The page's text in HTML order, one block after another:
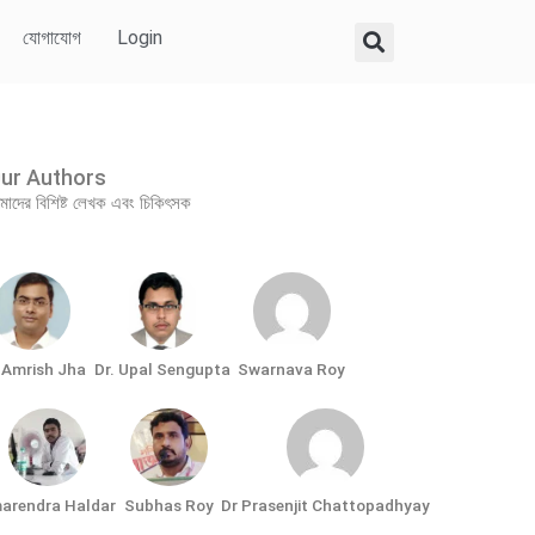
যোগাযোগ
Login
Authors
বিশিষ্ট লেখক এবং চিকিৎসক
Amrish Jha Dr. Upal Sengupta Swarnava Roy
Haldar Subhas Roy Dr Prasenjit Chattopadhyay